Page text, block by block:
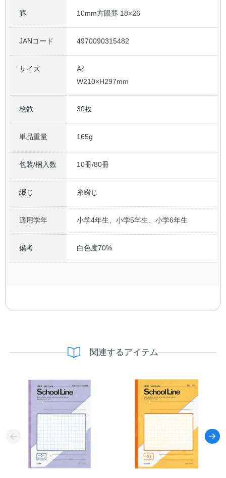
罫 10mm方眼罫 18×26
JANコード 4970090315482
サイズ
A4
W210×H297mm
枚数 30枚
単品重量 165g
包装/梱入数 10冊/80冊
綴じ 糸綴じ
適用学年 小学4年生、小学5年生、小学6年生
備考 白色度70%
関連するアイテム